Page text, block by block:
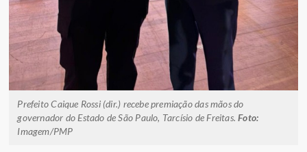
Prefeito Caique Rossi (dir.) recebe premiação das mãos do
governador do Estado de São Paulo, Tarcísio de Freitas.Foto:
Imagem/PMP